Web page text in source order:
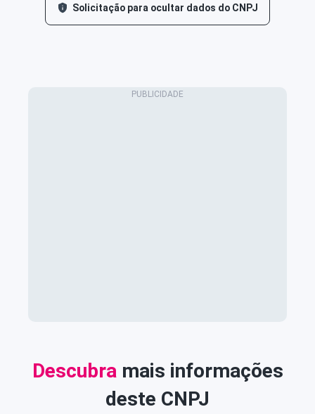
Solicitação para ocultar dados do CNPJ
Descubra mais informações
deste CNPJ